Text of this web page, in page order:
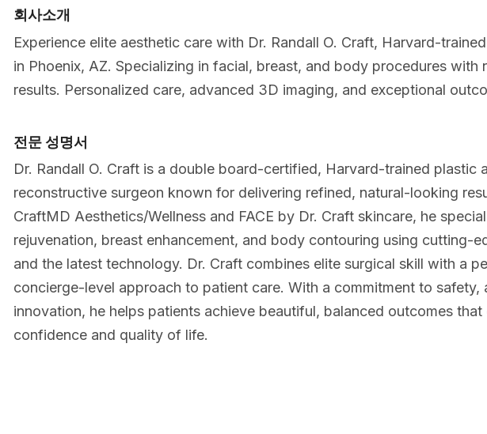
회사소개
Experience elite aesthetic care with Dr. Randall O. Craft, Harvard-
in Phoenix, AZ. Specializing in facial, breast, and body procedures with
results. Personalized care, advanced 3D imaging, and exceptional
전문 성명서
Dr. Randall O. Craft is a double board-certified, Harvard-trained plastic
reconstructive surgeon known for delivering refined, natural-looking
CraftMD Aesthetics/Wellness and FACE by Dr. Craft skincare, he
rejuvenation, breast enhancement, and body contouring using cutting-
and the latest technology. Dr. Craft combines elite surgical skill with a
concierge-level approach to patient care. With a commitment to safety,
innovation, he helps patients achieve beautiful, balanced outcomes that
confidence and quality of life.